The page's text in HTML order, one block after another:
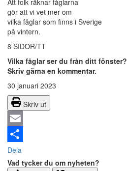
Att folk räknar fåglarna
gör att vi vet mer om
vilka fåglar som finns i Sverige
på vintern.
8 SIDOR/TT
Vilka fåglar ser du från ditt fönster?
Skriv gärna en kommentar.
30 januari 2023
Skriv ut
Email
Dela
Vad tycker du om nyheten?